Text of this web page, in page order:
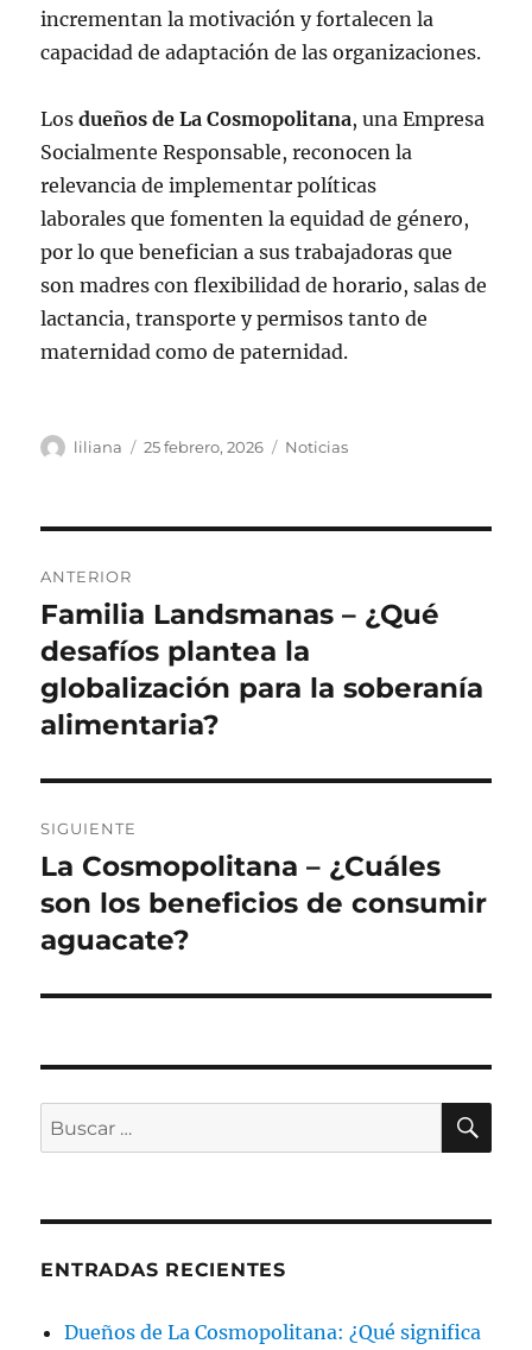
incrementan la motivación y fortalecen la
capacidad de adaptación de las organizaciones.
Losdueños de La Cosmopolitana, una Empresa
Socialmente Responsable, reconocen la
relevancia de implementar políticas
laborales que fomenten la equidad de género,
por lo que benefician a sus trabajadoras que
son madres con flexibilidad de horario, salas de
lactancia, transporte y permisos tanto de
maternidad como de paternidad.
Autor
liliana
Publicado
25 febrero, 2026 Categorías
Noticias
de
entradas
ANTERIOR
Entrada
anterior:
Familia Landsmanas – ¿Qué
desafíos plantea la
globalización para la soberanía
alimentaria?
SIGUIENTE
Siguiente
entrada:
La Cosmopolitana – ¿Cuáles
son los beneficios de consumir
aguacate?
Buscar
por:
ENTRADAS RECIENTES
Dueños de La Cosmopolitana: ¿Qué significa